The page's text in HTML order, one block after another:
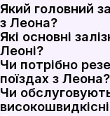
Який головний
з Леона?
Головний
Які основні
Леоні?
Станція Леон —
Чи потрібно
поїздах з Леона?
Бронювання
Чи